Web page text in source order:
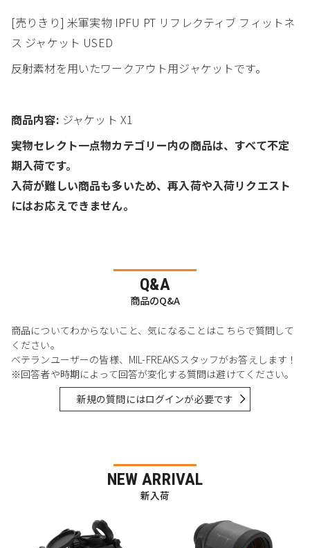
[売りきり] 米軍実物 IPFU PT リフレクティブ フィットネ
ス ジャケット USED
反射素材を用いたワークアウト用ジャケットです。
商品内容: ジャケット X1
実物セレクト一点物カテゴリー内の商品は、すべて不定
期入荷です。
入荷が難しい商品も多いため、再入荷や入荷リクエスト
にはお応えできません。
Q&A
商品のQ&A
商品についてわからないこと、気になることはこちらで質問して
ください。
ベテランユーザーの皆様、MIL-FREAKSスタッフがお答えします！
※回答者や時期によって回答が変化する質問は避けてください。
新規の質問にはログインが必要です
NEW ARRIVAL
新入荷